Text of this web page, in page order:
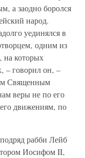
а заодно боролся
народ.
уединялся в
одним из
на которых
– говорил он‚ –
Священным
веры не по его
движениям‚ по
рабби Лейб
Иосифом II‚